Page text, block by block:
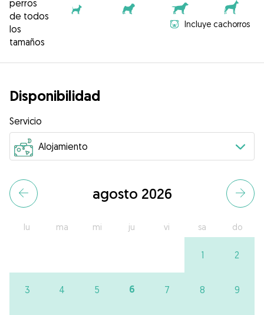
perros
de todos
los
tamaños
Incluye cachorros
Disponibilidad
Servicio
agosto 2026
lu ma mi ju vi sa do
1 2
3 4 5 6 7 8 9